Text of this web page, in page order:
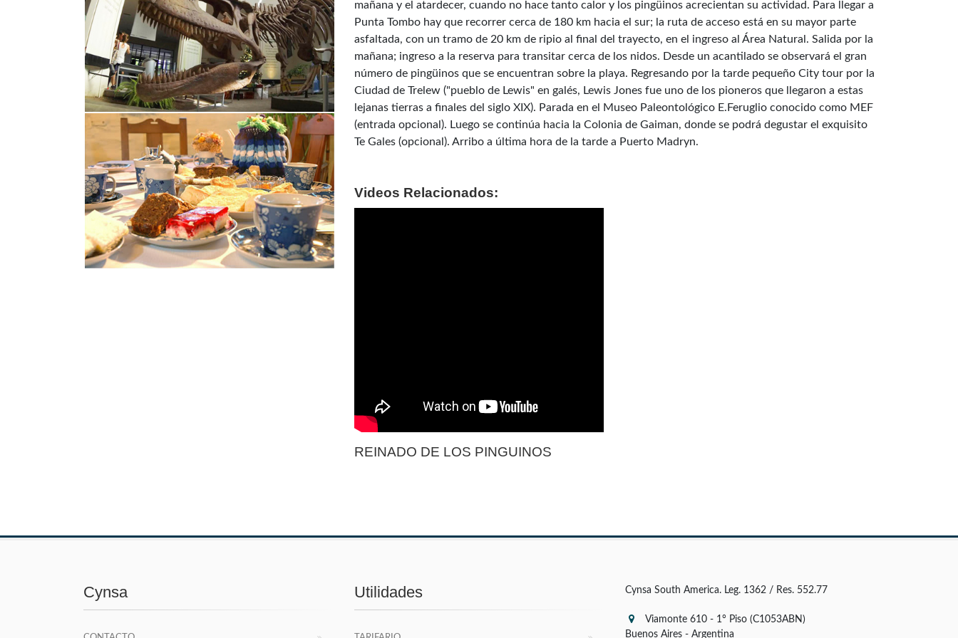
mañana y el atardecer, cuando no hace tanto calor y los pingüinos acrecientan su actividad. Para llegar a
Punta Tombo hay que recorrer cerca de 180 km hacia el sur; la ruta de acceso está en su mayor parte
asfaltada, con un tramo de 20 km de ripio al final del trayecto, en el ingreso al Área Natural. Salida por la
mañana; ingreso a la reserva para transitar cerca de los nidos. Desde un acantilado se observará el gran
número de pingüinos que se encuentran sobre la playa. Regresando por la tarde pequeño City tour por la
Ciudad de Trelew ("pueblo de Lewis" en galés, Lewis Jones fue uno de los pioneros que llegaron a estas
lejanas tierras a finales del siglo XIX). Parada en el Museo Paleontológico E.Feruglio conocido como MEF
(entrada opcional). Luego se continúa hacia la Colonia de Gaiman, donde se podrá degustar el exquisito
Te Gales (opcional). Arribo a última hora de la tarde a Puerto Madryn.
Videos Relacionados:
REINADO DE LOS PINGUINOS
Cynsa Utilidades Cynsa South America. Leg. 1362 / Res. 552.77
Viamonte 610 - 1° Piso (C1053ABN)
Buenos Aires - Argentina